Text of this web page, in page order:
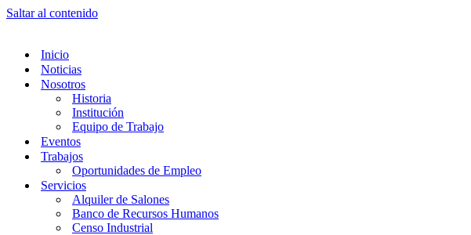
Saltar al contenido
Inicio
Noticias
Nosotros
Historia
Institución
Equipo de Trabajo
Eventos
Trabajos
Oportunidades de Empleo
Servicios
Alquiler de Salones
Banco de Recursos Humanos
Censo Industrial